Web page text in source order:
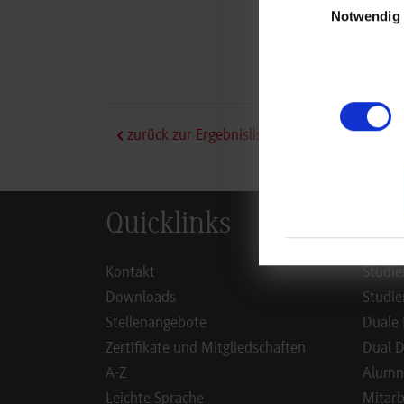
Notwendig
zurück zur Ergebnisliste
Quicklinks
Kontakt
Downloads
Stellenangebote
Zertifikate und Mitgliedschaften
A-Z
Leichte Sprache
Duale
Dual